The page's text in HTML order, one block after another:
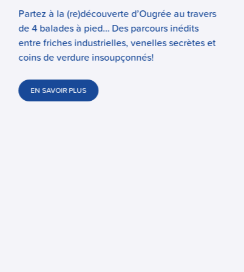
Partez à la (re)découverte d’Ougrée au travers
de 4 balades à pied… Des parcours inédits
entre friches industrielles, venelles secrètes et
coins de verdure insoupçonnés!
EN SAVOIR PLUS